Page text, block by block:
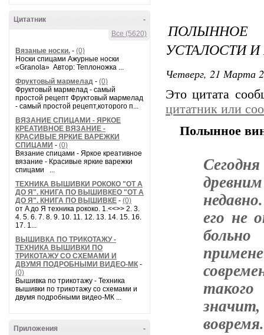
-
Цитатник
Все (5620)
Вязаные носки. - (0)
Носки спицами Ажурные носки
«Granola» Автор: Теплоножка ...
Фруктовый мармелад - (0)
Фруктовый мармелад - самый
простой рецепт Фруктовый мармелад
- самый простой рецепт,которого п...
ВЯЗАНИЕ СПИЦАМИ - ЯРКОЕ
КРЕАТИВНОЕ ВЯЗАНИЕ -
КРАСИВЫЕ ЯРКИЕ ВАРЕЖКИ
СПИЦАМИ - (0)
Вязание спицами - Яркое креативное
вязание - Красивые яркие варежки
спицами ...
ТЕХНИКА ВЫШИВКИ РОКОКО "ОТ А
ДО Я". КНИГА ПО ВЫШИВКЕО "ОТ А
ДО Я". КНИГА ПО ВЫШИВКЕ - (0)
от A до Я техника рококо. 1.<<>> 2. 3.
4. 5. 6. 7. 8. 9. 10. 11. 12. 13. 14. 15. 16.
17. 1...
ВЫШИВКА ПО ТРИКОТАЖУ -
ТЕХНИКА ВЫШИВКИ ПО
ТРИКОТАЖУ СО СХЕМАМИ И
ДВУМЯ ПОДРОБНЫМИ ВИДЕО-МК -
(0)
Вышивка по трикотажу - Техника
вышивки по трикотажу со схемами и
двумя подробными видео-МК ...
-
Приложения
УСТАЛОСТИ
Четверг, 21 Марта
Это цитата
цитатник или
Полынное
его не
вовремя.